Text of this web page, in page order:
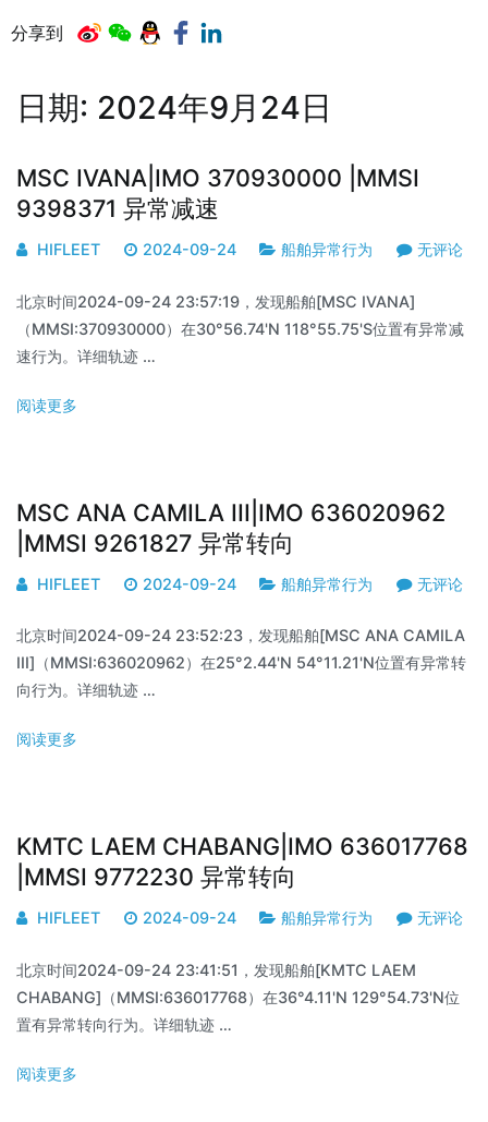
分享到
日期: 2024年9月24日
MSC IVANA|IMO 370930000 |MMSI
9398371 异常减速
HIFLEET 2024-09-24 船舶异常行为 无评论
北京时间2024-09-24 23:57:19，发现船舶[MSC IVANA]
（MMSI:370930000）在30°56.74'N 118°55.75'S位置有异常减
速行为。详细轨迹 …
阅读更多
MSC ANA CAMILA III|IMO 636020962
|MMSI 9261827 异常转向
HIFLEET 2024-09-24 船舶异常行为 无评论
北京时间2024-09-24 23:52:23，发现船舶[MSC ANA CAMILA
III]（MMSI:636020962）在25°2.44'N 54°11.21'N位置有异常转
向行为。详细轨迹 …
阅读更多
KMTC LAEM CHABANG|IMO 636017768
|MMSI 9772230 异常转向
HIFLEET 2024-09-24 船舶异常行为 无评论
北京时间2024-09-24 23:41:51，发现船舶[KMTC LAEM
CHABANG]（MMSI:636017768）在36°4.11'N 129°54.73'N位
置有异常转向行为。详细轨迹 …
阅读更多